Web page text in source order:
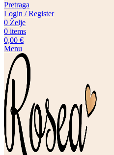
Pretraga
Login / Register
0 Želje
0 items
0,00 €
Menu